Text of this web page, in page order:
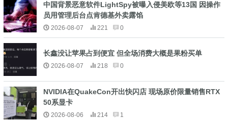
中国背景恶意软件LightSpy被曝入侵美欧等13国 因操作
员用管理后台点肯德基外卖露馅
2026-08-07 221 0
长鑫没让苹果占到便宜 但全场消费大概是果粉买单
2026-08-07 218 0
NVIDIA在QuakeCon开出快闪店 现场原价限量销售RTX
50系显卡
2026-08-06 214 1